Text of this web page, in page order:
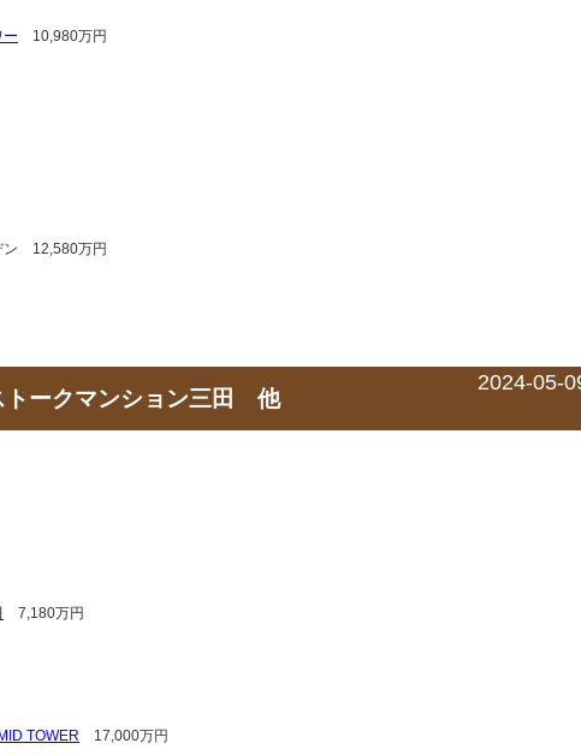
10,980万円
ン 12,580万円
ストークマンション三田 他
2024-05-
7,180万円
TOWER 17,000万円